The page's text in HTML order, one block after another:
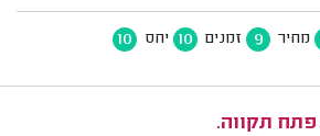
מחיר 9 זמנים 10 יחס 10
פתח תקווה.